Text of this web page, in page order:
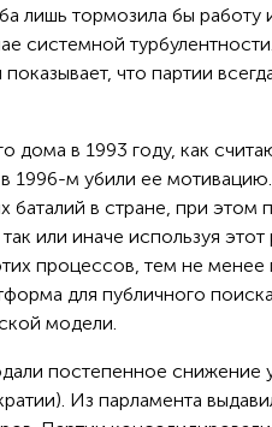
лишь тормозила бы
системной
что партии
дома в 1993 году, как
1996-м убили ее
в стране, при этом
или иначе используя
процессов, тем не
для публичного
модели.
постепенное снижение
Из парламента